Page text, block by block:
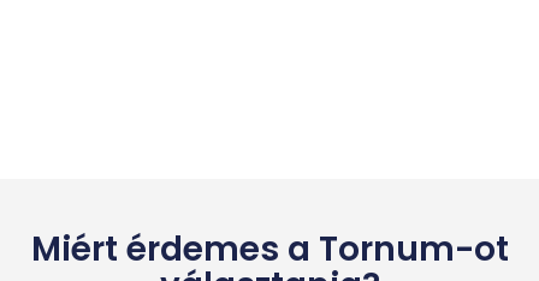
Miért érdemes a Tornum-ot